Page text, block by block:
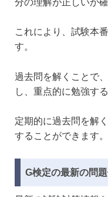
これにより、試験本
す。
過去問を解くことで
し、重点的に勉強す
定期的に過去問を解
することができます。
G検定の最新の問